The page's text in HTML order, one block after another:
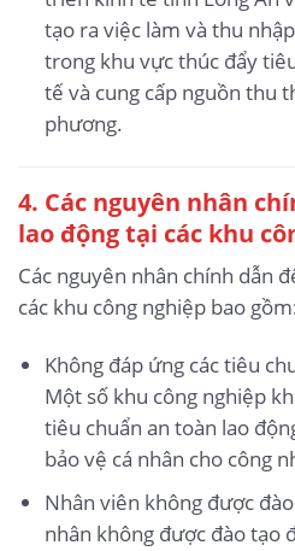
tạo ra việc làm và thu
trong khu vực thúc đẩy
tế và cung cấp nguồn thu
phương.
4. Các nguyên nhân
lao độngtại các khu
Các nguyên nhân chính dẫn
các khu công nghiệp bao
Không đáp ứng các tiêu
Một số khu công nghiệp
tiêu chuẩn an toàn lao
bảo vệ cá nhân cho công
Nhân viên không được
nhân không được đào tạo